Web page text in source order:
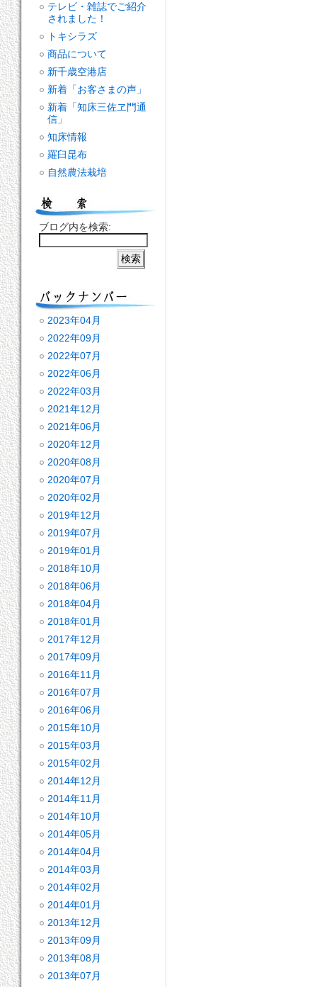
テレビ・雑誌でご紹介
されました！
トキシラズ
商品について
新千歳空港店
新着「お客さまの声」
新着「知床三佐ヱ門通
信」
知床情報
羅臼昆布
自然農法栽培
ブログ内を検索:
2023年04月
2022年09月
2022年07月
2022年06月
2022年03月
2021年12月
2021年06月
2020年12月
2020年08月
2020年07月
2020年02月
2019年12月
2019年07月
2019年01月
2018年10月
2018年06月
2018年04月
2018年01月
2017年12月
2017年09月
2016年11月
2016年07月
2016年06月
2015年10月
2015年03月
2015年02月
2014年12月
2014年11月
2014年10月
2014年05月
2014年04月
2014年03月
2014年02月
2014年01月
2013年12月
2013年09月
2013年08月
2013年07月